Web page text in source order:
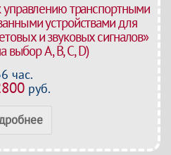
управлению транспортными
устройствами для
и звуковых сигналов»
выбор A, B, C, D)
час.
руб.